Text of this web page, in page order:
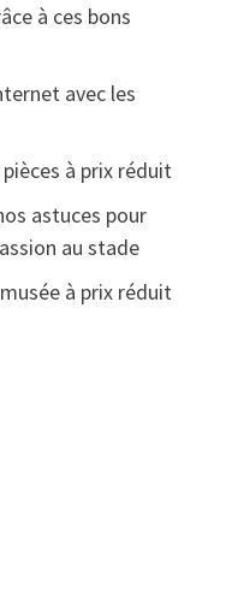
à ces bons
avec les
à prix réduit
astuces pour
au stade
à prix réduit